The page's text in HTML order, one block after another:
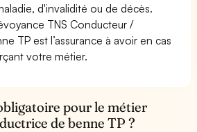
d'invalidité ou de décès.
TNS Conducteur /
TP est l’assurance à avoir en cas
votre métier.
pour le métier
de benne TP ?